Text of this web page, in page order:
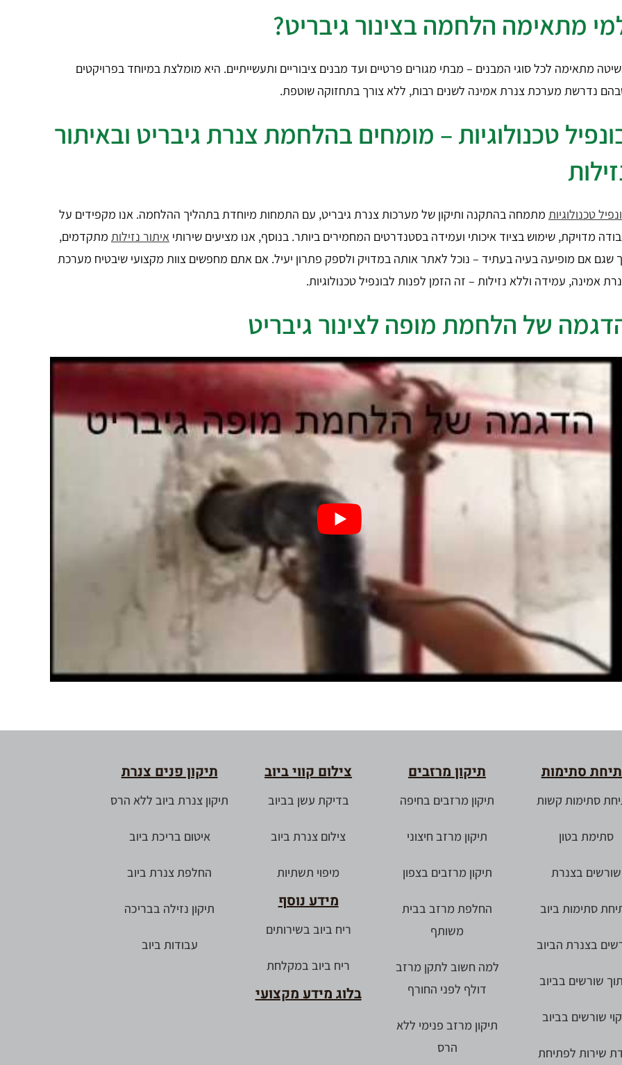
מתאימה הלחמה בצינור גיבריט?
מתאימה לכל סוגי המבנים – מבתי מגורים פרטיים ועד מבנים ציבוריים ותעשייתיים. היא מומלצת במיוחד בפרויקטים
נדרשת מערכת צנרת אמינה לשנים רבות, ללא צורך בתחזוקה שוטפת.
טכנולוגיות – מומחים בהלחמת צנרת גיבריט ובאיתור
טכנולוגיות מתמחה בהתקנה ותיקון של מערכות צנרת גיבריט, עם התמחות מיוחדת בתהליך ההלחמה. אנו מקפידים על
מדויקת, שימוש בציוד איכותי ועמידה בסטנדרטים המחמירים ביותר. בנוסף, אנו מציעים שירותי איתור נזילות מתקדמים,
שגם אם מופיעה בעיה בעתיד – נוכל לאתר אותה במדויק ולספק פתרון יעיל. אם אתם מחפשים צוות מקצועי שיבטיח מערכת
אמינה, עמידה וללא נזילות – זה הזמן לפנות לבונפיל טכנולוגיות.
של הלחמת מופה לצינור גיבריט
סתימות
סתימות קשות
סתימת בטון
שורשים בצנרת
סתימות ביוב
בצנרת הביוב
שורשים בביוב
שורשים בביוב
שירות לפתיחת
תיקון מרזבים
תיקון מרזבים בחיפה
תיקון מרזב חיצוני
תיקון מרזבים בצפון
החלפת מרזב בבית
משותף
למה חשוב לתקן מרזב
דולף לפני החורף
תיקון מרזב פנימי ללא
הרס
צילום קווי ביוב
בדיקת עשן בביוב
צילום צנרת ביוב
מיפוי תשתיות
מידע נוסף
ריח ביוב בשירותים
ריח ביוב במקלחת
בלוג מידע מקצועי
תיקון פנים צנרת
תיקון צנרת ביוב ללא הרס
איטום בריכת ביוב
החלפת צנרת ביוב
תיקון נזילה בבריכה
עבודות ביוב